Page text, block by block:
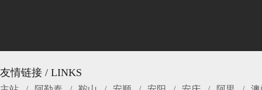
友情链接 / LINKS